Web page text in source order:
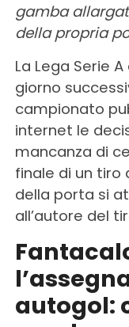
gamba
della propria
La Lega Serie
giorno
campionato
internet le
mancanza di
finale di un tiro
della porta si
all’autore del
autogol: